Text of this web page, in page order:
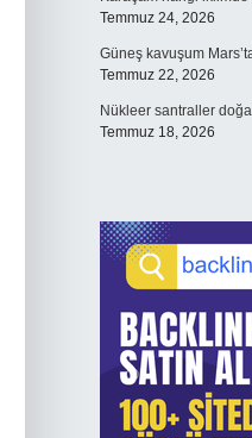
Temmuz 24, 2026
Güneş kavuşum
Temmuz 22, 2026
Nükleer santraller
Temmuz 18, 2026